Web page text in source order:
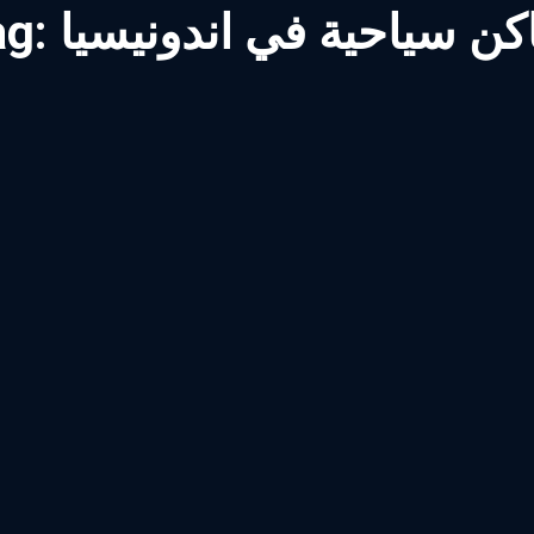
سياحية في اندونيسيا